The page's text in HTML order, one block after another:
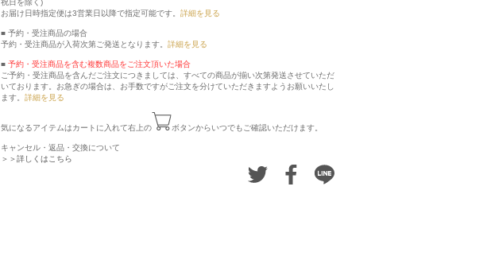
お届け日時指定便は3営業日以降で指定可能です。 詳細を見る
■ 予約・受注商品の場合
予約・受注商品が入荷次第ご発送となります。 詳細を見る
■ 予約・受注商品を含む複数商品をご注文頂いた場合
ご予約・受注商品を含んだご注文につきましては、すべての商品が揃い次第発送させていただ
いております。お急ぎの場合は、お手数ですがご注文を分けていただきますようお願いいたし
ます。 詳細を見る
気になるアイテムはカートに入れて右上の ボタンからいつでもご確認いただけます。
キャンセル・返品・交換について
＞＞詳しくはこちら